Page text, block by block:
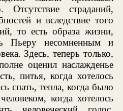
Отсутствие страданий,
и вследствие того
то есть образа жизни,
Пьеру несомненным и
Здесь, теперь только,
оценил наслажденье
питья, когда хотелось
спать, тепла, когда было
когда хотелось